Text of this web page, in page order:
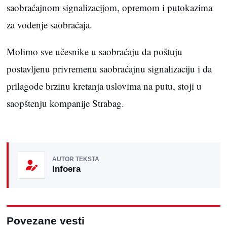
saobraćajnom signalizacijom, opremom i putokazima
za vođenje saobraćaja.
Molimo sve učesnike u saobraćaju da poštuju
postavljenu privremenu saobraćajnu signalizaciju i da
prilagode brzinu kretanja uslovima na putu, stoji u
saopštenju kompanije Strabag.
AUTOR TEKSTA
Infoera
Povezane vesti